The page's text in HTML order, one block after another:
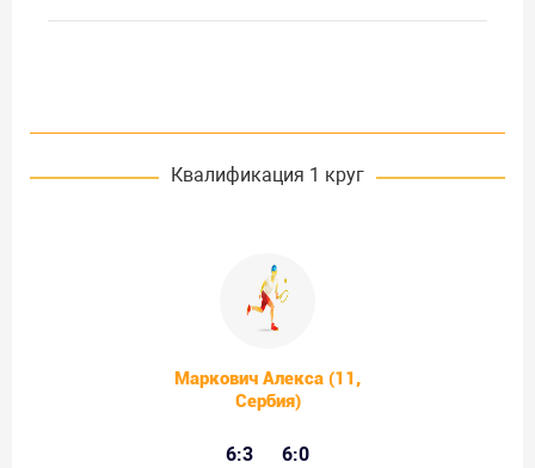
Квалификация 1 круг
Маркович Алекса (11,
Сербия)
6:3 6:0